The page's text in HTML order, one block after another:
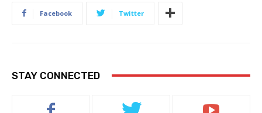
Facebook Twitter
STAY CONNECTED